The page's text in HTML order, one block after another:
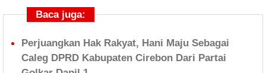
Baca juga:
Perjuangkan Hak Rakyat, Hani Maju Sebagai
Caleg DPRD Kabupaten Cirebon Dari Partai